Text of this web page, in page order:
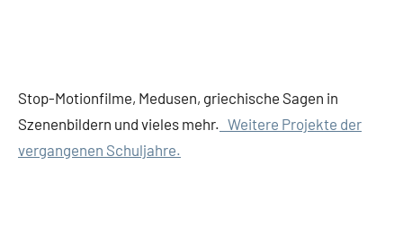
Stop-Motionfilme, Medusen, griechische Sagen in
Szenenbildern und vieles mehr. Weitere Projekte der
vergangenen Schuljahre.